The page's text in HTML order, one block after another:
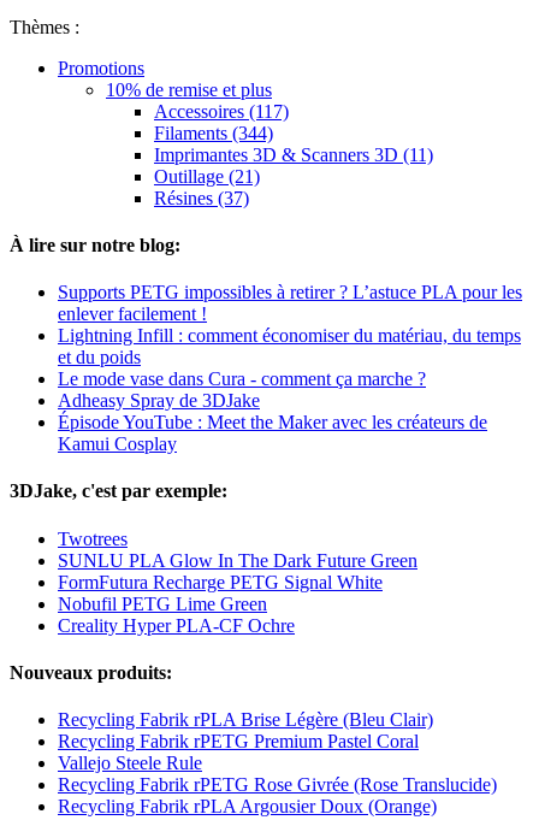
Thèmes :
Promotions
10% de remise et plus
Accessoires (117)
Filaments (344)
Imprimantes 3D & Scanners 3D (11)
Outillage (21)
Résines (37)
À lire sur notre blog:
Supports PETG impossibles à retirer ? L’astuce PLA pour les
enlever facilement !
Lightning Infill : comment économiser du matériau, du temps
et du poids
Le mode vase dans Cura - comment ça marche ?
Adheasy Spray de 3DJake
Épisode YouTube : Meet the Maker avec les créateurs de
Kamui Cosplay
3DJake, c'est par exemple:
Twotrees
SUNLU PLA Glow In The Dark Future Green
FormFutura Recharge PETG Signal White
Nobufil PETG Lime Green
Creality Hyper PLA-CF Ochre
Nouveaux produits:
Recycling Fabrik rPLA Brise Légère (Bleu Clair)
Recycling Fabrik rPETG Premium Pastel Coral
Vallejo Steele Rule
Recycling Fabrik rPETG Rose Givrée (Rose Translucide)
Recycling Fabrik rPLA Argousier Doux (Orange)